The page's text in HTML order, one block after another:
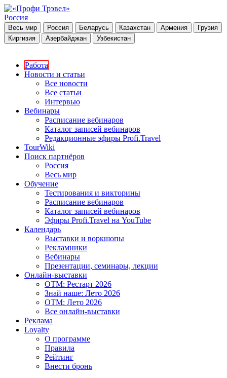
Россия
Весь мир Россия Беларусь Казахстан Армения
Грузия
Киргизия
Азербайджан Узбекистан
Работа
Новости и статьи
Все новости
Все статьи
Интервью
Вебинары
Расписание вебинаров
Каталог записей вебинаров
Редакционные эфиры Profi.Travel
TourWiki
Поиск партнёров
Россия
Весь мир
Обучение
Тестирования и викторины
Расписание вебинаров
Каталог записей вебинаров
Эфиры Profi.Travel на YouTube
Календарь
Выставки и воркшопы
Рекламники
Вебинары
Презентации, семинары, лекции
Онлайн-выставки
OTM: Рестарт 2026
Знай наше: Лето 2026
OTM: Лето 2026
Все онлайн-выставки
Реклама
Loyalty
О программе
Правила
Рейтинг
Внести бронь